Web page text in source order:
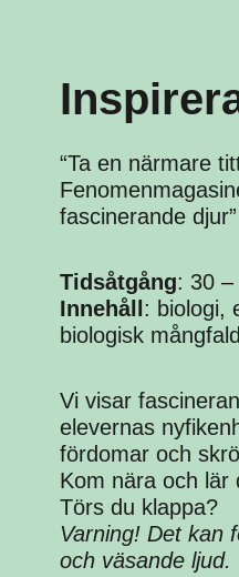
“Ta en närmare
fascinerande djur”
Tidsåtgång: 30 –
Innehåll : biologi,
biologisk
Vi visar
elevernas
fördomar och
Kom nära och lär
Törs du klappa?
Varning! Det kan
och väsande ljud.